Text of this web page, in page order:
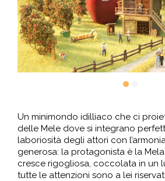
Un minimondo idilliaco che ci
delle Mele dove si integrano
laboriosità degli attori con
generosa: la protagonista è la
cresce rigogliosa, coccolata in un
tutte le attenzioni sono a lei